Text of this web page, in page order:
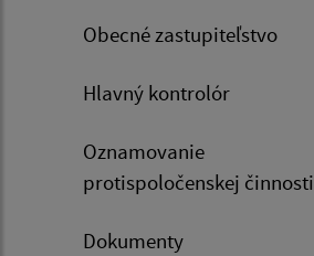
Obecné zastupiteľstvo
Hlavný kontrolór
Oznamovanie
protispoločenskej činnosti
Dokumenty